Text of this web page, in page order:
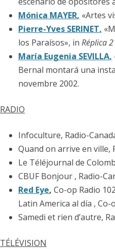
Mónica MAYER, «Artes
Pierre-Yves SERINET,
los Paraísos», in Réplica
María Eugenia SEVILLA,
Bernal montará una
novembre 2002.
RADIO
Infoculture, Radio-
Quand on arrive en ville,
Le Téléjournal de
CBUF Bonjour , Radio-
Red Eye, Co-op Radio
Latin America al día ,
Samedi et rien d’autre,
TÉLÉVISION